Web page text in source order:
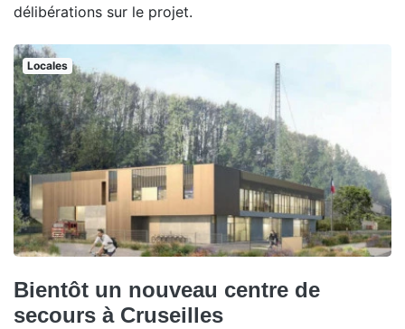
délibérations sur le projet.
Locales
Bientôt un nouveau centre de
secours à Cruseilles